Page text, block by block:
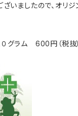
ざいましたので、オリ
グラム 600円（税抜）